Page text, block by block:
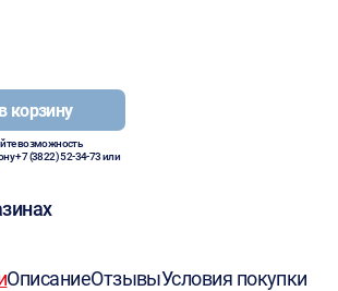
корзину
возможность
+7 (3822) 52-34-73или
ОписаниеОтзывыУсловия покупки